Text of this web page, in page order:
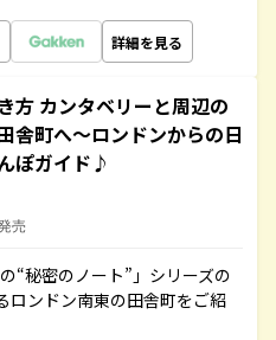
詳細を見る
方 カンタベリーと周辺の
舎町へ～ロンドンからの日
ぽガイド♪
売
“秘密のノート”」シリーズの
ロンドン南東の田舎町をご紹